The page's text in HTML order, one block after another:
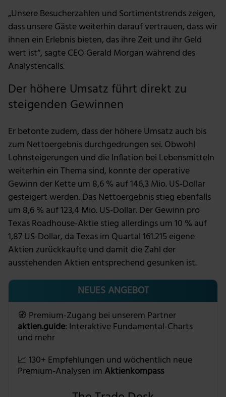
„Unsere Besucherzahlen und Sortimentstrends zeigen,
dass unsere Gäste weiterhin darauf vertrauen, dass wir
ihnen ein Erlebnis bieten, das ihre Zeit und ihr Geld
wert ist“, sagte CEO Gerald Morgan während des
Analystencalls.
Der höhere Umsatz führt direkt zu
steigenden Gewinnen
Er betonte zudem, dass der höhere Umsatz auch bis
zum Nettoergebnis durchgedrungen sei. Obwohl
Lohnsteigerungen und die Inflation bei Lebensmitteln
weiterhin ein Thema sind, konnte der operative
Gewinn der Kette um 8,6 % auf 146,3 Mio. US-Dollar
gesteigert werden. Das Nettoergebnis stieg ebenfalls
um 8,6 % auf 123,4 Mio. US-Dollar. Der Gewinn pro
Texas Roadhouse-Aktie stieg allerdings um 10 % auf
1,87 US-Dollar, da Texas im Quartal 161.215 eigene
Aktien zurückkaufte und damit die Zahl der
ausstehenden Aktien entsprechend gesunken ist.
NEUES ANGEBOT
🧭 Premium-Zugang bei unserem Partner
aktien.guide: Interaktive Fundamental-Charts
und mehr
📈 130+ Empfehlungen und wöchentlich neue
Premium-Analysen im Aktienkompass